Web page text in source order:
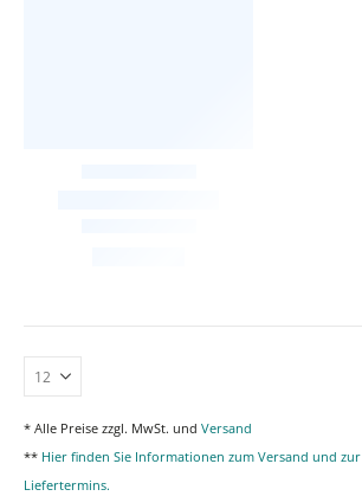
* Alle Preise zzgl. MwSt. und Versand
** Hier finden Sie Informationen zum Versand und
Liefertermins.